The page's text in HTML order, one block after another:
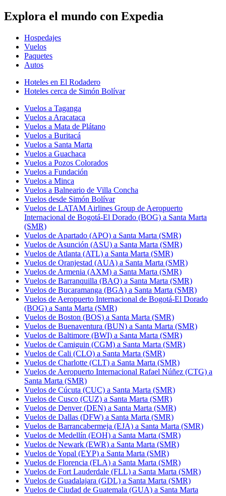
Explora el mundo con Expedia
Hospedajes
Vuelos
Paquetes
Autos
Hoteles en El Rodadero
Hoteles cerca de Simón Bolívar
Vuelos a Taganga
Vuelos a Aracataca
Vuelos a Mata de Plátano
Vuelos a Buritacá
Vuelos a Santa Marta
Vuelos a Guachaca
Vuelos a Pozos Colorados
Vuelos a Fundación
Vuelos a Minca
Vuelos a Balneario de Villa Concha
Vuelos desde Simón Bolívar
Vuelos de LATAM Airlines Group de Aeropuerto
Internacional de Bogotá-El Dorado (BOG) a Santa Marta
(SMR)
Vuelos de Apartado (APO) a Santa Marta (SMR)
Vuelos de Asunción (ASU) a Santa Marta (SMR)
Vuelos de Atlanta (ATL) a Santa Marta (SMR)
Vuelos de Oranjestad (AUA) a Santa Marta (SMR)
Vuelos de Armenia (AXM) a Santa Marta (SMR)
Vuelos de Barranquilla (BAQ) a Santa Marta (SMR)
Vuelos de Bucaramanga (BGA) a Santa Marta (SMR)
Vuelos de Aeropuerto Internacional de Bogotá-El Dorado
(BOG) a Santa Marta (SMR)
Vuelos de Boston (BOS) a Santa Marta (SMR)
Vuelos de Buenaventura (BUN) a Santa Marta (SMR)
Vuelos de Baltimore (BWI) a Santa Marta (SMR)
Vuelos de Camiguin (CGM) a Santa Marta (SMR)
Vuelos de Cali (CLO) a Santa Marta (SMR)
Vuelos de Charlotte (CLT) a Santa Marta (SMR)
Vuelos de Aeropuerto Internacional Rafael Núñez (CTG) a
Santa Marta (SMR)
Vuelos de Cúcuta (CUC) a Santa Marta (SMR)
Vuelos de Cusco (CUZ) a Santa Marta (SMR)
Vuelos de Denver (DEN) a Santa Marta (SMR)
Vuelos de Dallas (DFW) a Santa Marta (SMR)
Vuelos de Barrancabermeja (EJA) a Santa Marta (SMR)
Vuelos de Medellín (EOH) a Santa Marta (SMR)
Vuelos de Newark (EWR) a Santa Marta (SMR)
Vuelos de Yopal (EYP) a Santa Marta (SMR)
Vuelos de Florencia (FLA) a Santa Marta (SMR)
Vuelos de Fort Lauderdale (FLL) a Santa Marta (SMR)
Vuelos de Guadalajara (GDL) a Santa Marta (SMR)
Vuelos de Ciudad de Guatemala (GUA) a Santa Marta